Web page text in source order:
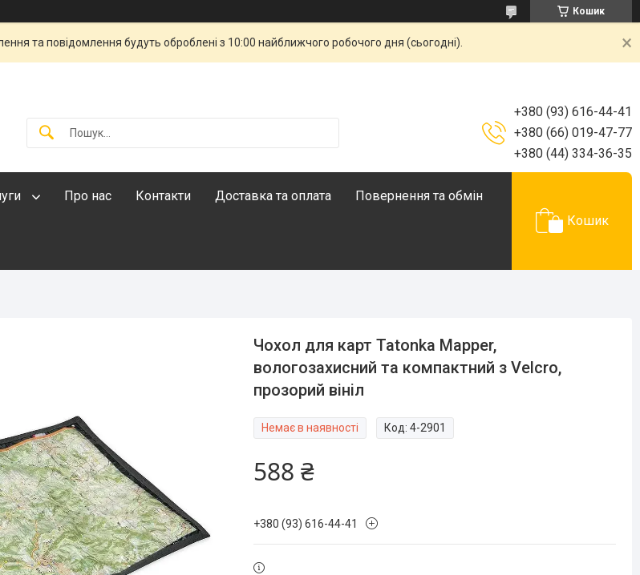
Кошик
та повідомлення будуть оброблені з 10:00 найближчого робочого дня (сьогодні).
+380 (93) 616-44-41
+380 (66) 019-47-77
+380 (44) 334-36-35
Про нас Контакти Доставка та оплата Повернення та обмін
Кошик
Чохол для карт Tatonka Mapper,
вологозахисний та компактний з Velcro,
прозорий вініл
Немає в наявності Код:4-2901
588 ₴
+380 (93) 616-44-41